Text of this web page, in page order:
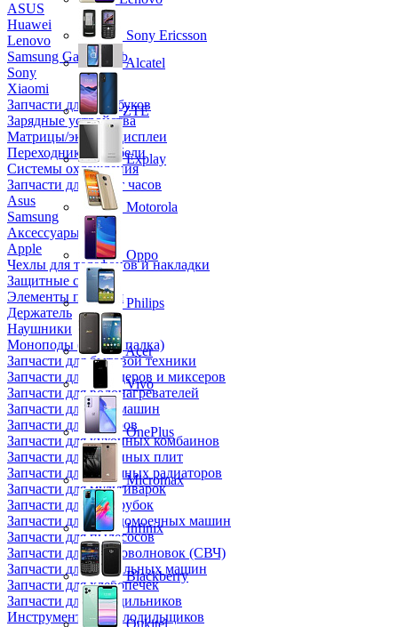
ASUS
Huawei
Lenovo
Samsung Galaxy Tab
Sony
Xiaomi
Запчасти для ноутбуков
Зарядные устройства
Матрицы/экраны/дисплеи
Переходники и кабели
Системы охлаждения
Запчасти для смарт часов
Asus
Samsung
Аксессуары
Apple
Чехлы для телефонов и накладки
Защитные стекла
Элементы питания
Держатель
Наушники
Моноподы (Селфи палка)
Запчасти для бытовой техники
Запчасти для блендеров и миксеров
Запчасти для водонагревателей
Запчасти для кофемашин
Запчасти для кулеров
Запчасти для кухонных комбаинов
Запчасти для кухонных плит
Запчасти для масляных радиаторов
Запчасти для мультиварок
Запчасти для мясорубок
Запчасти для посудомоечных машин
Запчасти для пылесосов
Запчасти для микроволновок (СВЧ)
Запчасти для стиральных машин
Запчасти для хлебопечек
Запчасти для холодильников
Инструмент для холодильщиков
Sony Ericsson
Alcatel
ZTE
Explay
Motorola
Oppo
Philips
Acer
Vivo
OnePlus
Micromax
Infinix
Blackberry
Oukitel